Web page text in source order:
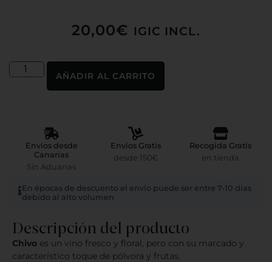
20,00€ IGIC INCL.
AÑADIR AL CARRITO
Envíos desde
Canarias
Sin Aduanas
Envíos Gratis
desde 150€
Recogida Gratis
en tienda
En épocas de descuento el envío puede ser entre 7-10 días
debido al alto volumen
Descripción del producto
Chivo es un vino fresco y floral, pero con su marcado y
característico toque de pólvora y frutas.